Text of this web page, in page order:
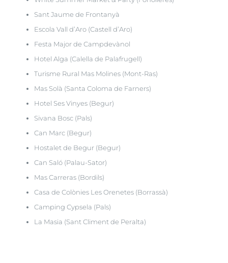
Sant Jaume de Frontanyà
Escola Vall d’Aro (Castell d’Aro)
Festa Major de Campdevànol
Hotel Alga (Calella de Palafrugell)
Turisme Rural Mas Molines (Mont-Ras)
Mas Solà (Santa Coloma de Farners)
Hotel Ses Vinyes (Begur)
Sivana Bosc (Pals)
Can Marc (Begur)
Hostalet de Begur (Begur)
Can Saló (Palau-Sator)
Mas Carreras (Bordils)
Casa de Colònies Les Orenetes (Borrassà)
Camping Cypsela (Pals)
La Masia (Sant Climent de Peralta)